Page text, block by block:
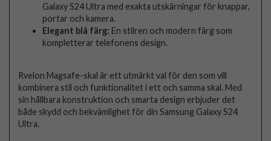
Galaxy S24 Ultra med exakta utskärningar för knappar,
portar och kamera.
Elegant blå färg: En stilren och modern färg som
kompletterar telefonens design.
Rvelon Magsafe-skal är ett utmärkt val för den som vill
kombinera stil och funktionalitet i ett och samma skal. Med
sin hållbara konstruktion och smarta design erbjuder det
både skydd och bekvämlighet för din Samsung Galaxy S24
Ultra.